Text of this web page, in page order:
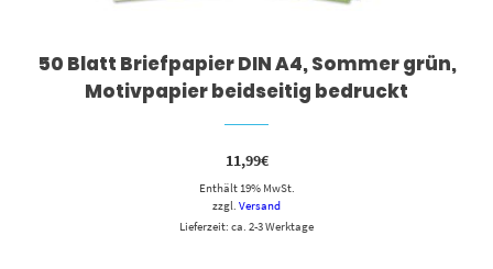
50 Blatt Briefpapier DIN A4, Sommer grün,
Motivpapier beidseitig bedruckt
11,99€
Enthält 19% MwSt.
zzgl. Versand
Lieferzeit: ca. 2-3 Werktage